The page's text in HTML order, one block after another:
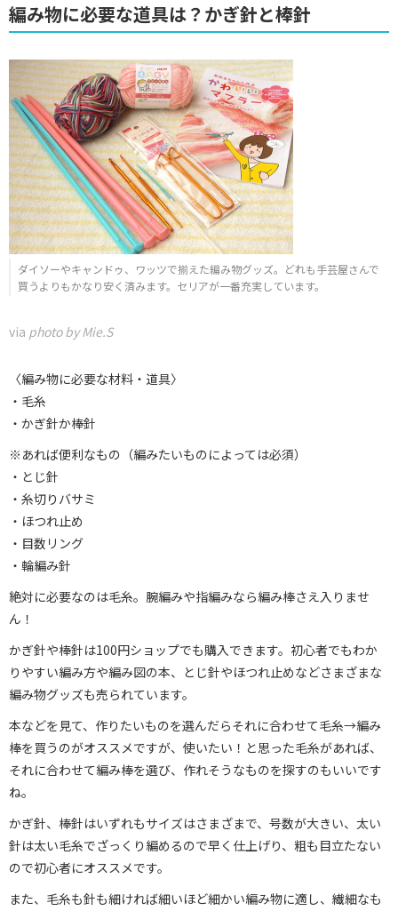
編み物に必要な道具は？かぎ針と棒針
ダイソーやキャンドゥ、ワッツで揃えた編み物グッズ。どれも手芸屋さんで
買うよりもかなり安く済みます。セリアが一番充実しています。
via photo by Mie.S
〈編み物に必要な材料・道具〉
・毛糸
・かぎ針か棒針
※あれば便利なもの（編みたいものによっては必須）
・とじ針
・糸切りバサミ
・ほつれ止め
・目数リング
・輪編み針
絶対に必要なのは毛糸。腕編みや指編みなら編み棒さえ入りませ
ん！
かぎ針や棒針は100円ショップでも購入できます。初心者でもわか
りやすい編み方や編み図の本、とじ針やほつれ止めなどさまざまな
編み物グッズも売られています。
本などを見て、作りたいものを選んだらそれに合わせて毛糸→編み
棒を買うのがオススメですが、使いたい！と思った毛糸があれば、
それに合わせて編み棒を選び、作れそうなものを探すのもいいです
ね。
かぎ針、棒針はいずれもサイズはさまざまで、号数が大きい、太い
針は太い毛糸でざっくり編めるので早く仕上げり、粗も目立たない
ので初心者にオススメです。
また、毛糸も針も細ければ細いほど細かい編み物に適し、繊細なも